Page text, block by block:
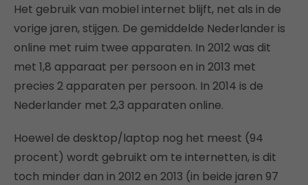
Het gebruik van mobiel internet blijft, net als in de
vorige jaren, stijgen. De gemiddelde Nederlander is
online met ruim twee apparaten. In 2012 was dit
met 1,8 apparaat per persoon en in 2013 met
precies 2 apparaten per persoon. In 2014 is de
Nederlander met 2,3 apparaten online.
Hoewel de desktop/laptop nog het meest (94
procent) wordt gebruikt om te internetten, is dit
toch minder dan in 2012 en 2013 (in beide jaren 97